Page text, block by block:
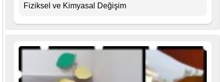
Fiziksel ve Kimyasal Değişim